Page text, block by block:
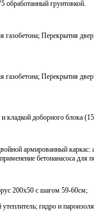
грунтовкой.
Перекрытия
Перекрытия
кладкой доборного блока
армированный
бетонанасоса для
200х50 с шагом 59-60см;
гидро и